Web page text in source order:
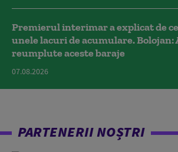
Premierul interimar a explicat de
unele lacuri de acumulare. Bolojan:
reumplute aceste baraje
07.08.2026
PARTENERII NOȘTRI